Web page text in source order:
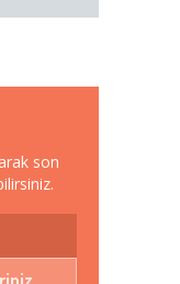
son